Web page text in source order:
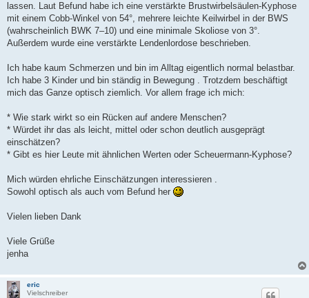
lassen. Laut Befund habe ich eine verstärkte Brustwirbelsäulen-Kyphose
mit einem Cobb-Winkel von 54°, mehrere leichte Keilwirbel in der BWS
(wahrscheinlich BWK 7–10) und eine minimale Skoliose von 3°.
Außerdem wurde eine verstärkte Lendenlordose beschrieben.
Ich habe kaum Schmerzen und bin im Alltag eigentlich normal belastbar.
Ich habe 3 Kinder und bin ständig in Bewegung . Trotzdem beschäftigt
mich das Ganze optisch ziemlich. Vor allem frage ich mich:
* Wie stark wirkt so ein Rücken auf andere Menschen?
* Würdet ihr das als leicht, mittel oder schon deutlich ausgeprägt
einschätzen?
* Gibt es hier Leute mit ähnlichen Werten oder Scheuermann-Kyphose?
Mich würden ehrliche Einschätzungen interessieren .
Sowohl optisch als auch vom Befund her
Vielen lieben Dank
Viele Grüße
jenha
eric
Vielschreiber